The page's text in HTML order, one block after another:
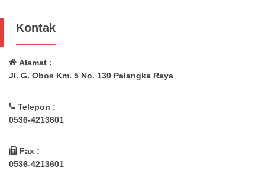
Kontak
Alamat :
Jl. G. Obos Km. 5 No. 130 Palangka Raya
Telepon :
0536-4213601
Fax :
0536-4213601